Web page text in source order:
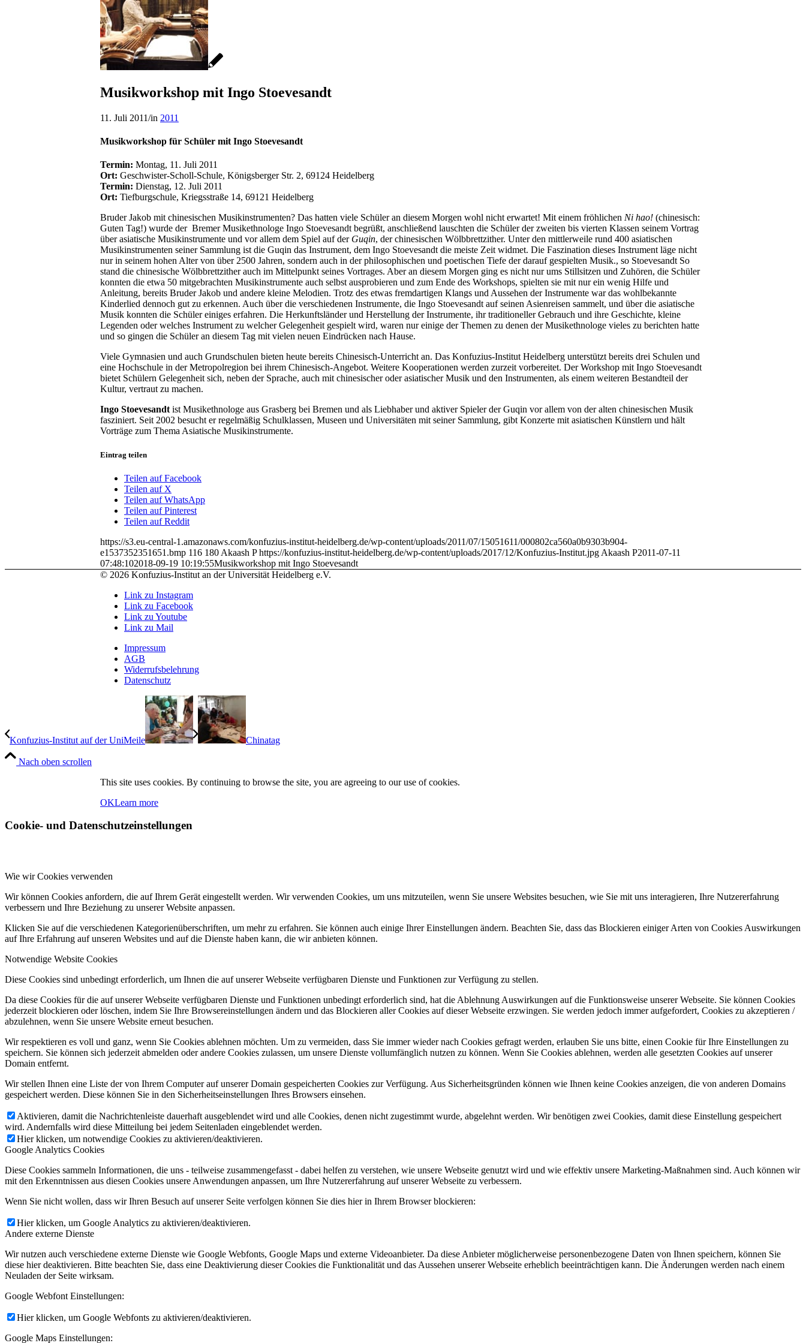
Musikworkshop mit Ingo Stoevesandt
11. Juli 2011/in 2011
Musikworkshop für Schüler mit Ingo Stoevesandt
Termin: Montag, 11. Juli 2011
Ort: Geschwister-Scholl-Schule, Königsberger Str. 2, 69124 Heidelberg
Termin: Dienstag, 12. Juli 2011
Ort: Tiefburgschule, Kriegsstraße 14, 69121 Heidelberg
Bruder Jakob mit chinesischen Musikinstrumenten? Das hatten viele Schüler an diesem Morgen wohl nicht erwartet! Mit einem fröhlichen Ni hao! (chinesisch:
Guten Tag!) wurde der Bremer Musikethnologe Ingo Stoevesandt begrüßt, anschließend lauschten die Schüler der zweiten bis vierten Klassen seinem Vortrag
über asiatische Musikinstrumente und vor allem dem Spiel auf der Guqin, der chinesischen Wölbbrettzither. Unter den mittlerweile rund 400 asiatischen
Musikinstrumenten seiner Sammlung ist die Guqin das Instrument, dem Ingo Stoevesandt die meiste Zeit widmet. Die Faszination dieses Instrument läge nicht
nur in seinem hohen Alter von über 2500 Jahren, sondern auch in der philosophischen und poetischen Tiefe der darauf gespielten Musik., so Stoevesandt So
stand die chinesische Wölbbrettzither auch im Mittelpunkt seines Vortrages. Aber an diesem Morgen ging es nicht nur ums Stillsitzen und Zuhören, die Schüler
konnten die etwa 50 mitgebrachten Musikinstrumente auch selbst ausprobieren und zum Ende des Workshops, spielten sie mit nur ein wenig Hilfe und
Anleitung, bereits Bruder Jakob und andere kleine Melodien. Trotz des etwas fremdartigen Klangs und Aussehen der Instrumente war das wohlbekannte
Kinderlied dennoch gut zu erkennen. Auch über die verschiedenen Instrumente, die Ingo Stoevesandt auf seinen Asienreisen sammelt, und über die asiatische
Musik konnten die Schüler einiges erfahren. Die Herkunftsländer und Herstellung der Instrumente, ihr traditioneller Gebrauch und ihre Geschichte, kleine
Legenden oder welches Instrument zu welcher Gelegenheit gespielt wird, waren nur einige der Themen zu denen der Musikethnologe vieles zu berichten hatte
und so gingen die Schüler an diesem Tag mit vielen neuen Eindrücken nach Hause.
Viele Gymnasien und auch Grundschulen bieten heute bereits Chinesisch-Unterricht an. Das Konfuzius-Institut Heidelberg unterstützt bereits drei Schulen und
eine Hochschule in der Metropolregion bei ihrem Chinesisch-Angebot. Weitere Kooperationen werden zurzeit vorbereitet. Der Workshop mit Ingo Stoevesandt
bietet Schülern Gelegenheit sich, neben der Sprache, auch mit chinesischer oder asiatischer Musik und den Instrumenten, als einem weiteren Bestandteil der
Kultur, vertraut zu machen.
Ingo Stoevesandt ist Musikethnologe aus Grasberg bei Bremen und als Liebhaber und aktiver Spieler der Guqin vor allem von der alten chinesischen Musik
fasziniert. Seit 2002 besucht er regelmäßig Schulklassen, Museen und Universitäten mit seiner Sammlung, gibt Konzerte mit asiatischen Künstlern und hält
Vorträge zum Thema Asiatische Musikinstrumente.
Eintrag teilen
Teilen auf Facebook
Teilen auf X
Teilen auf WhatsApp
Teilen auf Pinterest
Teilen auf Reddit
https://s3.eu-central-1.amazonaws.com/konfuzius-institut-heidelberg.de/wp-content/uploads/2011/07/15051611/000802ca560a0b9303b904-
e1537352351651.bmp 116 180 Akaash P https://konfuzius-institut-heidelberg.de/wp-content/uploads/2017/12/Konfuzius-Institut.jpg Akaash P2011-07-11
07:48:102018-09-19 10:19:55Musikworkshop mit Ingo Stoevesandt
© 2026 Konfuzius-Institut an der Universität Heidelberg e.V.
Link zu Instagram
Link zu Facebook
Link zu Youtube
Link zu Mail
Impressum
AGB
Widerrufsbelehrung
Datenschutz
Konfuzius-Institut auf der UniMeile Chinatag
Nach oben scrollen
This site uses cookies. By continuing to browse the site, you are agreeing to our use of cookies.
OKLearn more
Cookie- und Datenschutzeinstellungen
Wie wir Cookies verwenden
Wir können Cookies anfordern, die auf Ihrem Gerät eingestellt werden. Wir verwenden Cookies, um uns mitzuteilen, wenn Sie unsere Websites besuchen, wie Sie mit uns interagieren, Ihre Nutzererfahrung
verbessern und Ihre Beziehung zu unserer Website anpassen.
Klicken Sie auf die verschiedenen Kategorienüberschriften, um mehr zu erfahren. Sie können auch einige Ihrer Einstellungen ändern. Beachten Sie, dass das Blockieren einiger Arten von Cookies Auswirkungen
auf Ihre Erfahrung auf unseren Websites und auf die Dienste haben kann, die wir anbieten können.
Notwendige Website Cookies
Diese Cookies sind unbedingt erforderlich, um Ihnen die auf unserer Webseite verfügbaren Dienste und Funktionen zur Verfügung zu stellen.
Da diese Cookies für die auf unserer Webseite verfügbaren Dienste und Funktionen unbedingt erforderlich sind, hat die Ablehnung Auswirkungen auf die Funktionsweise unserer Webseite. Sie können Cookies
jederzeit blockieren oder löschen, indem Sie Ihre Browsereinstellungen ändern und das Blockieren aller Cookies auf dieser Webseite erzwingen. Sie werden jedoch immer aufgefordert, Cookies zu akzeptieren /
abzulehnen, wenn Sie unsere Website erneut besuchen.
Wir respektieren es voll und ganz, wenn Sie Cookies ablehnen möchten. Um zu vermeiden, dass Sie immer wieder nach Cookies gefragt werden, erlauben Sie uns bitte, einen Cookie für Ihre Einstellungen zu
speichern. Sie können sich jederzeit abmelden oder andere Cookies zulassen, um unsere Dienste vollumfänglich nutzen zu können. Wenn Sie Cookies ablehnen, werden alle gesetzten Cookies auf unserer
Domain entfernt.
Wir stellen Ihnen eine Liste der von Ihrem Computer auf unserer Domain gespeicherten Cookies zur Verfügung. Aus Sicherheitsgründen können wie Ihnen keine Cookies anzeigen, die von anderen Domains
gespeichert werden. Diese können Sie in den Sicherheitseinstellungen Ihres Browsers einsehen.
Aktivieren, damit die Nachrichtenleiste dauerhaft ausgeblendet wird und alle Cookies, denen nicht zugestimmt wurde, abgelehnt werden. Wir benötigen zwei Cookies, damit diese Einstellung gespeichert
wird. Andernfalls wird diese Mitteilung bei jedem Seitenladen eingeblendet werden.
Hier klicken, um notwendige Cookies zu aktivieren/deaktivieren.
Google Analytics Cookies
Diese Cookies sammeln Informationen, die uns - teilweise zusammengefasst - dabei helfen zu verstehen, wie unsere Webseite genutzt wird und wie effektiv unsere Marketing-Maßnahmen sind. Auch können wir
mit den Erkenntnissen aus diesen Cookies unsere Anwendungen anpassen, um Ihre Nutzererfahrung auf unserer Webseite zu verbessern.
Wenn Sie nicht wollen, dass wir Ihren Besuch auf unserer Seite verfolgen können Sie dies hier in Ihrem Browser blockieren:
Hier klicken, um Google Analytics zu aktivieren/deaktivieren.
Andere externe Dienste
Wir nutzen auch verschiedene externe Dienste wie Google Webfonts, Google Maps und externe Videoanbieter. Da diese Anbieter möglicherweise personenbezogene Daten von Ihnen speichern, können Sie
diese hier deaktivieren. Bitte beachten Sie, dass eine Deaktivierung dieser Cookies die Funktionalität und das Aussehen unserer Webseite erheblich beeinträchtigen kann. Die Änderungen werden nach einem
Neuladen der Seite wirksam.
Google Webfont Einstellungen:
Hier klicken, um Google Webfonts zu aktivieren/deaktivieren.
Google Maps Einstellungen: